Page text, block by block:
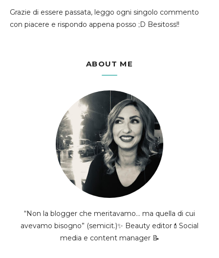
Grazie di essere passata, leggo ogni singolo commento
con piacere e rispondo appena posso ;D Besitoss!!
ABOUT ME
“Non la blogger che meritavamo... ma quella di cui
avevamo bisogno” (semicit.)✨ Beauty editor💄Social
media e content manager 📝